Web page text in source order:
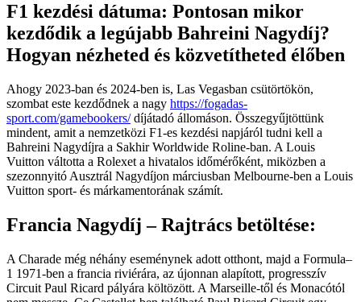
F1 kezdési dátuma: Pontosan mikor
kezdődik a legújabb Bahreini Nagydíj?
Hogyan nézheted és közvetítheted élőben
Ahogy 2023-ban és 2024-ben is, Las Vegasban csütörtökön,
szombat este kezdődnek a nagy https://fogadas-
sport.com/gamebookers/díjátadó állomáson. Összegyűjtöttünk
mindent, amit a nemzetközi F1-es kezdési napjáról tudni kell a
Bahreini Nagydíjra a Sakhir Worldwide Roline-ban. A Louis
Vuitton váltotta a Rolexet a hivatalos időmérőként, miközben a
szezonnyitó Ausztrál Nagydíjon márciusban Melbourne-ben a Louis
Vuitton sport- és márkamentorának számít.
Francia Nagydíj – Rajtrács betöltése:
A Charade még néhány eseménynek adott otthont, majd a Formula–
1 1971-ben a francia riviérára, az újonnan alapított, progresszív
Circuit Paul Ricard pályára költözött. A Marseille-től és Monacótól